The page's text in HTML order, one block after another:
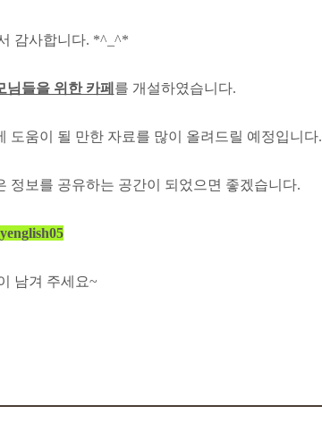
감사합니다. *^_^*
님들을 위한 카페 를 개설하였습니다.
도움이 될 만한 자료를 많이 올려드릴 예정입니다.
정보를 공유하는 공간이 되었으면 좋겠습니다.
남겨 주세요~